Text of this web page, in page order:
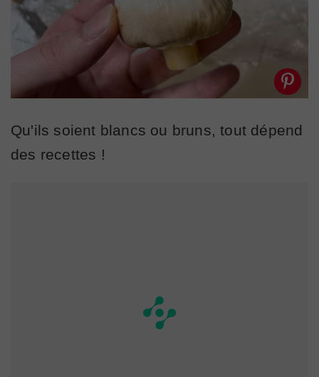
Qu'ils soient blancs ou bruns, tout dépend
des recettes !